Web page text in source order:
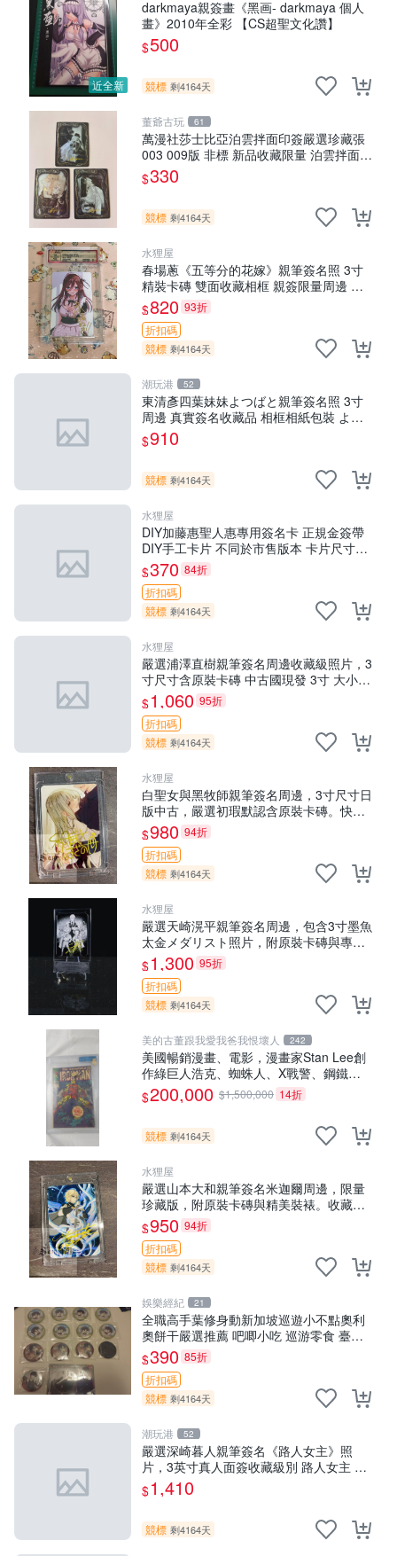
近全新
darkmaya親簽畫《黑画- darkmaya 個人
畫》2010年全彩 【CS超聖文化讚】
$500
競標 剩4164天
董爺古玩 61
萬漫社莎士比亞泊雲拌面印簽嚴選珍藏張
003 009版 非標 新品收藏限量 泊雲拌面
莎士比亞 印簽
$330
競標 剩4164天
水狸屋
春場蔥《五等分的花嫁》親筆簽名照 3寸
精裝卡磚 雙面收藏相框 親簽限量周邊 收
藏推薦 花嫁相片 現象級漫改 相框收藏 周
邊精品
$820 93折
折扣碼
競標 剩4164天
潮玩港 52
東清彥四葉妹妹よつばと親筆簽名照 3寸
周邊 真實簽名收藏品 相框相紙包裝 よつ
ばと 四葉妹妹 東清彥
$910
競標 剩4164天
水狸屋
DIY加藤惠聖人惠專用簽名卡 正規金簽帶
DIY手工卡片 不同於市售版本 卡片尺寸嚴
選100mm 原創設計無返修 聖人惠 簽名卡
加藤惠
$370 84折
折扣碼
競標 剩4164天
水狸屋
嚴選浦澤直樹親筆簽名周邊收藏級照片，3
寸尺寸含原裝卡磚 中古國現發 3寸 大小
照片
$1,060 95折
折扣碼
競標 剩4164天
水狸屋
白聖女與黑牧師親筆簽名周邊，3寸尺寸日
版中古，嚴選初瑕默認含原裝卡磚。快速
發貨僅存數量稀少。 和武葉佐乃 規格 和
武はざの 白聖女與黑牧師
$980 94折
折扣碼
競標 剩4164天
水狸屋
嚴選天崎滉平親筆簽名周邊，包含3寸墨魚
太金メダリスト照片，附原裝卡磚與專用
盒裝，收藏推薦 天崎滉平 紙質 時尚 套裝
$1,300 95折
折扣碼
競標 剩4164天
美的古董跟我愛我爸我恨壞人 242
美國暢銷漫畫、電影，漫畫家Stan Lee創
作綠巨人浩克、蜘蛛人、X戰警、鋼鐵
人，鋼鐵人是世界最有錢總裁拯救國家、
除各國壞人的英雄，1968鋼鐵人第一集簽
$200,000 $1,500,000 14折
競標 剩4164天
水狸屋
嚴選山本大和親筆簽名米迦爾周邊，限量
珍藏版，附原裝卡磚與精美裝裱。收藏家
推薦，品相完美好發，支持權威鑒定。 百
夜優一郎周邊 山本大和 3寸簽名照片
$950 94折
折扣碼
競標 剩4164天
娛樂經紀 21
全職高手葉修身動新加坡巡遊小不點奧利
奧餅干嚴選推薦 吧唧小吃 巡游零食 臺灣
嚴選
$390 85折
折扣碼
競標 剩4164天
潮玩港 52
嚴選深崎暮人親筆簽名《路人女主》照
片，3英寸真人面簽收藏級別 路人女主 深
崎暮人 照片
$1,410
競標 剩4164天